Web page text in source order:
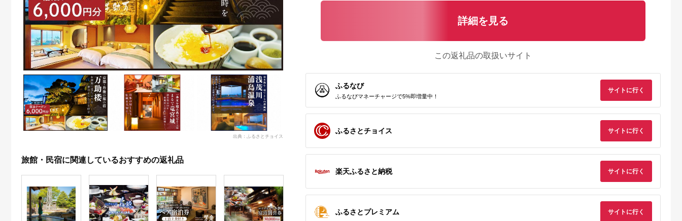
出典：ふるさとチョイス
旅館・民宿に関連しているおすすめの返礼品
詳細を見る
この返礼品の取扱いサイト
ふるなび
ふるなびマネーチャージで5%即増量中！
サイトに行く
ふるさとチョイス サイトに行く
楽天ふるさと納税 サイトに行く
ふるさとプレミアム サイトに行く